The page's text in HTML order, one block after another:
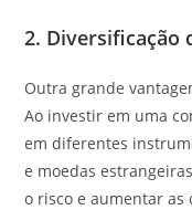
2. Diversificação
Outra grande
Ao investir em uma
em diferentes
e moedas
o risco e aumentar as